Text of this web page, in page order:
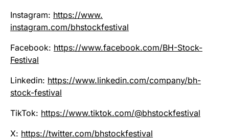
Instagram: https://www.
instagram.com/bhstockfestival
Facebook: https://www.facebook.com/BH-Stock-
Festival
Linkedin: https://www.linkedin.com/company/bh-
stock-festival
TikTok: https://www.tiktok.com/@bhstockfestival
X: https://twitter.com/bhstockfestival